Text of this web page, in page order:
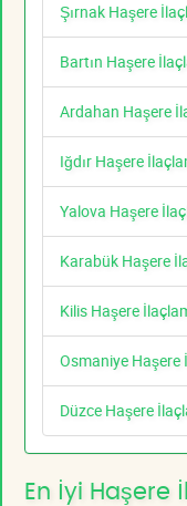
Şırnak Haşere
Bartın Haşere
Ardahan Haşere
Iğdır Haşere
Yalova Haşere
Karabük Haşere
Kilis Haşere
Osmaniye Haşere
Düzce Haşere
En İyi Haşere